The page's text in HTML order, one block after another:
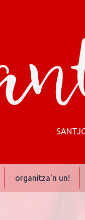
organitza'n un!